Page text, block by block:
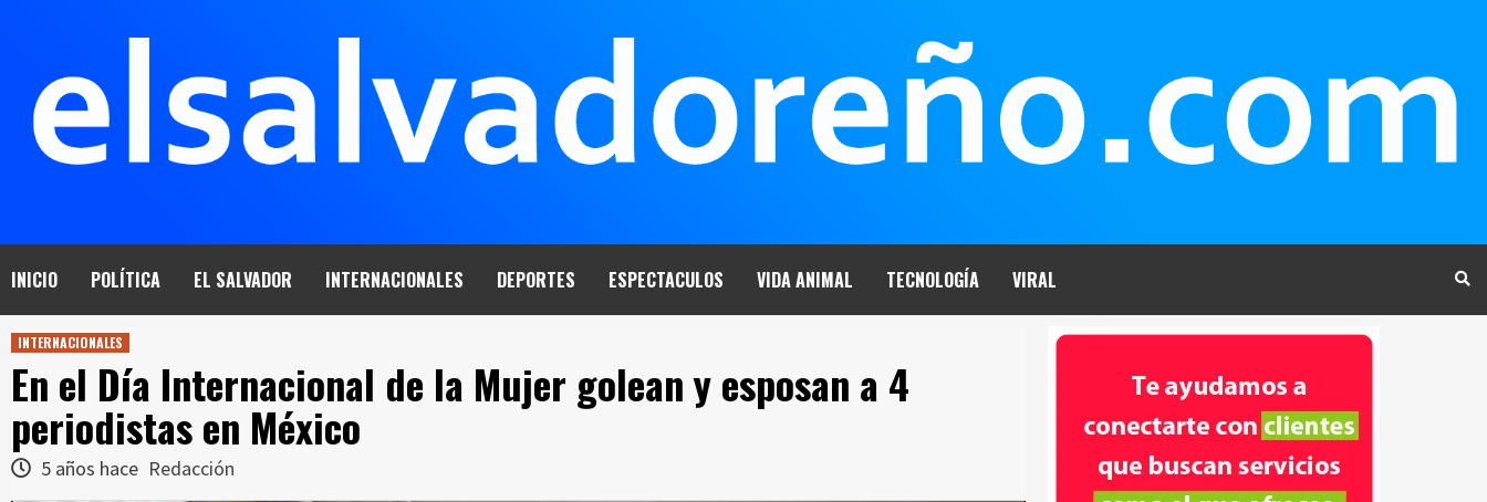
INICIO POLÍTICA EL SALVADOR INTERNACIONALES DEPORTES ESPECTACULOS VIDA ANIMAL TECNOLOGÍA VIRAL
INTERNACIONALES
En el Día Internacional de la Mujer golean y esposan a 4
periodistas en México
5 años hace Redacción